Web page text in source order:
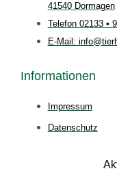
41540 Dormagen
Telefon 02133 •
E-Mail:
Informationen
Impressum
Datenschutz